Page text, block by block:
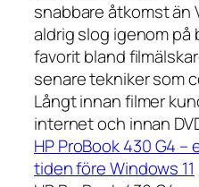
snabbare åtkomst än
aldrig slog igenom
favorit bland
senare tekniker som
Långt innan filmer
internet och innan
HP ProBook 430 G4
tiden före Windows 11